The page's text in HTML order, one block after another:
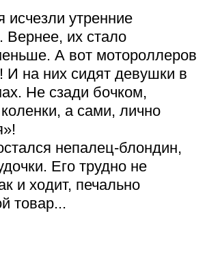
утренние
Вернее, их стало
А вот мотороллеров
И на них сидят девушки в
Не сзади бочком,
а сами, лично
непалец-блондин,
Его трудно не
и ходит, печально
товар...